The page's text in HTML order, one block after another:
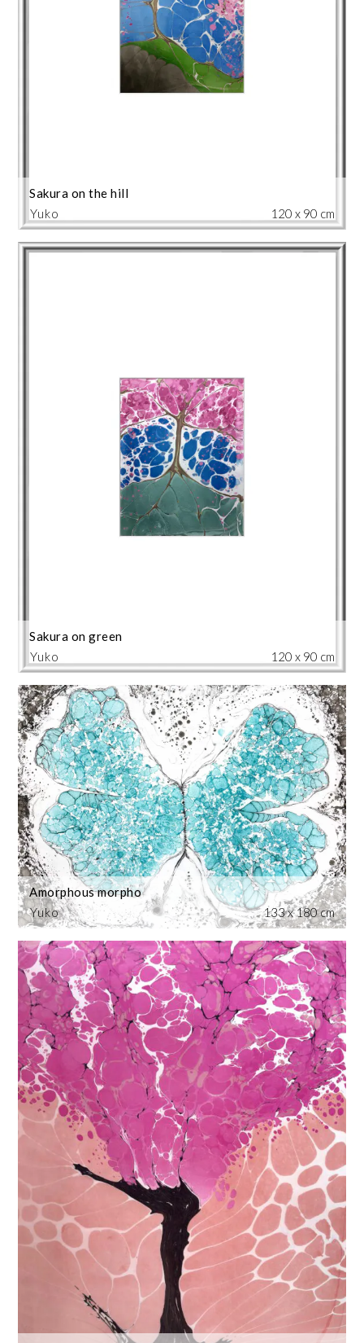
Yuko
Sakura on the hill
120 x 90 cm
Yuko
Sakura on green
120 x 90 cm
Yuko
Amorphous morpho
133 x 180 cm